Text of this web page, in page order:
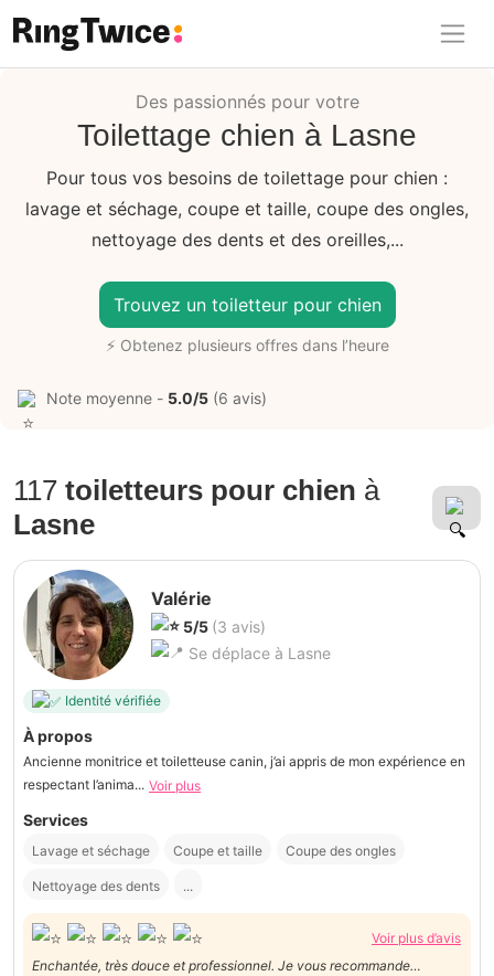
Ring Twice
Des passionnés pour votre
Toilettage chien à Lasne
Pour tous vos besoins de toilettage pour chien :
lavage et séchage, coupe et taille, coupe des ongles,
nettoyage des dents et des oreilles,...
Trouvez un toiletteur pour chien
⚡ Obtenez plusieurs offres dans l’heure
Note moyenne - 5.0/5 (6 avis)
117 toiletteurs pour chien à
Lasne
Valérie
5/5 (3 avis)
Se déplace à Lasne
Identité vérifiée
À propos
Ancienne monitrice et toiletteuse canin, j’ai appris de mon expérience en
respectant l’anima... Voir plus
Services
Lavage et séchage Coupe et taille Coupe des ongles
Nettoyage des dents ...
Voir plus d’avis
Enchantée, très douce et professionnel. Je vous recommande